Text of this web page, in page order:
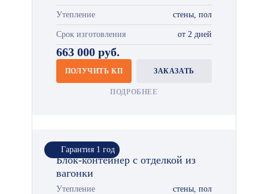
Утепление стены, пол
Срок изготовления от 2 дней
663 000 руб.
ПОЛУЧИТЬ КП ЗАКАЗАТЬ
ПОДРОБНЕЕ
Гарантия 1 год
Блок-контейнер с отделкой из
вагонки
Утепление стены, пол